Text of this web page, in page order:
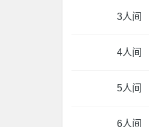
3人间
4人间
5人间
6人间